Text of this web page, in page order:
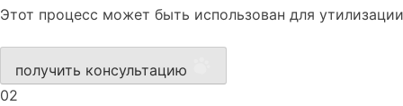
Этот процесс может быть использован для
получить консультацию
02